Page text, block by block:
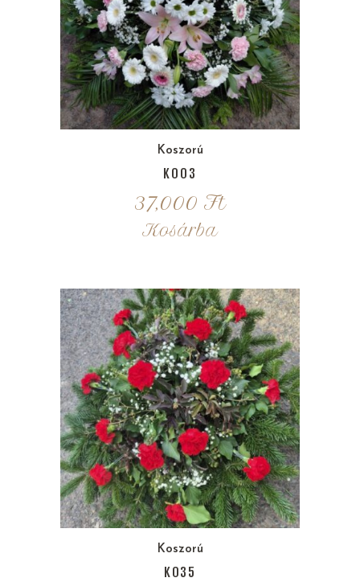
Koszorú
K003
37,000 Ft
Kosárba
Koszorú
K035